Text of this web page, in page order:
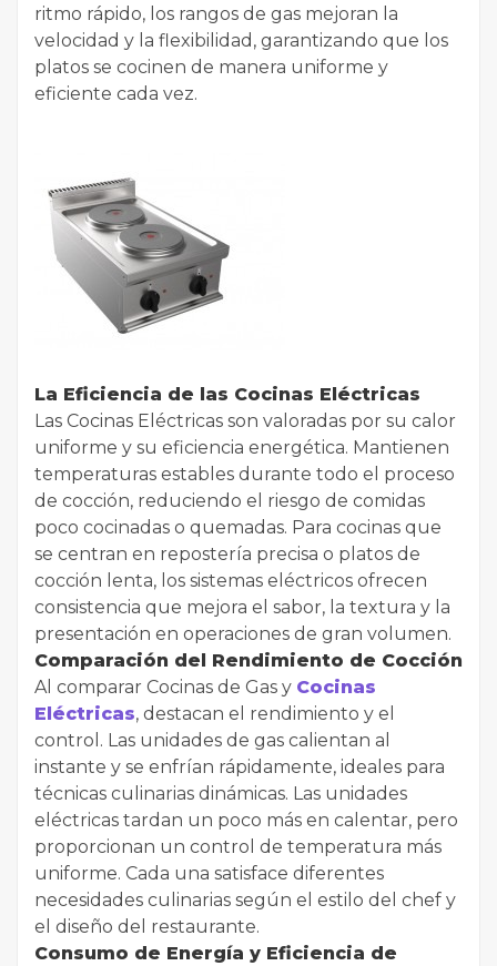
ritmo rápido, los rangos de gas mejoran la
velocidad y la flexibilidad, garantizando que los
platos se cocinen de manera uniforme y
eficiente cada vez.
La Eficiencia de las Cocinas Eléctricas
Las Cocinas Eléctricas son valoradas por su calor
uniforme y su eficiencia energética. Mantienen
temperaturas estables durante todo el proceso
de cocción, reduciendo el riesgo de comidas
poco cocinadas o quemadas. Para cocinas que
se centran en repostería precisa o platos de
cocción lenta, los sistemas eléctricos ofrecen
consistencia que mejora el sabor, la textura y la
presentación en operaciones de gran volumen.
Comparación del Rendimiento de Cocción
Al comparar Cocinas de Gas y Cocinas
Eléctricas, destacan el rendimiento y el
control. Las unidades de gas calientan al
instante y se enfrían rápidamente, ideales para
técnicas culinarias dinámicas. Las unidades
eléctricas tardan un poco más en calentar, pero
proporcionan un control de temperatura más
uniforme. Cada una satisface diferentes
necesidades culinarias según el estilo del chef y
el diseño del restaurante.
Consumo de Energía y Eficiencia de